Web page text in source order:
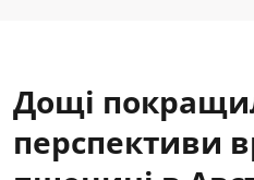
Дощі
перспективи